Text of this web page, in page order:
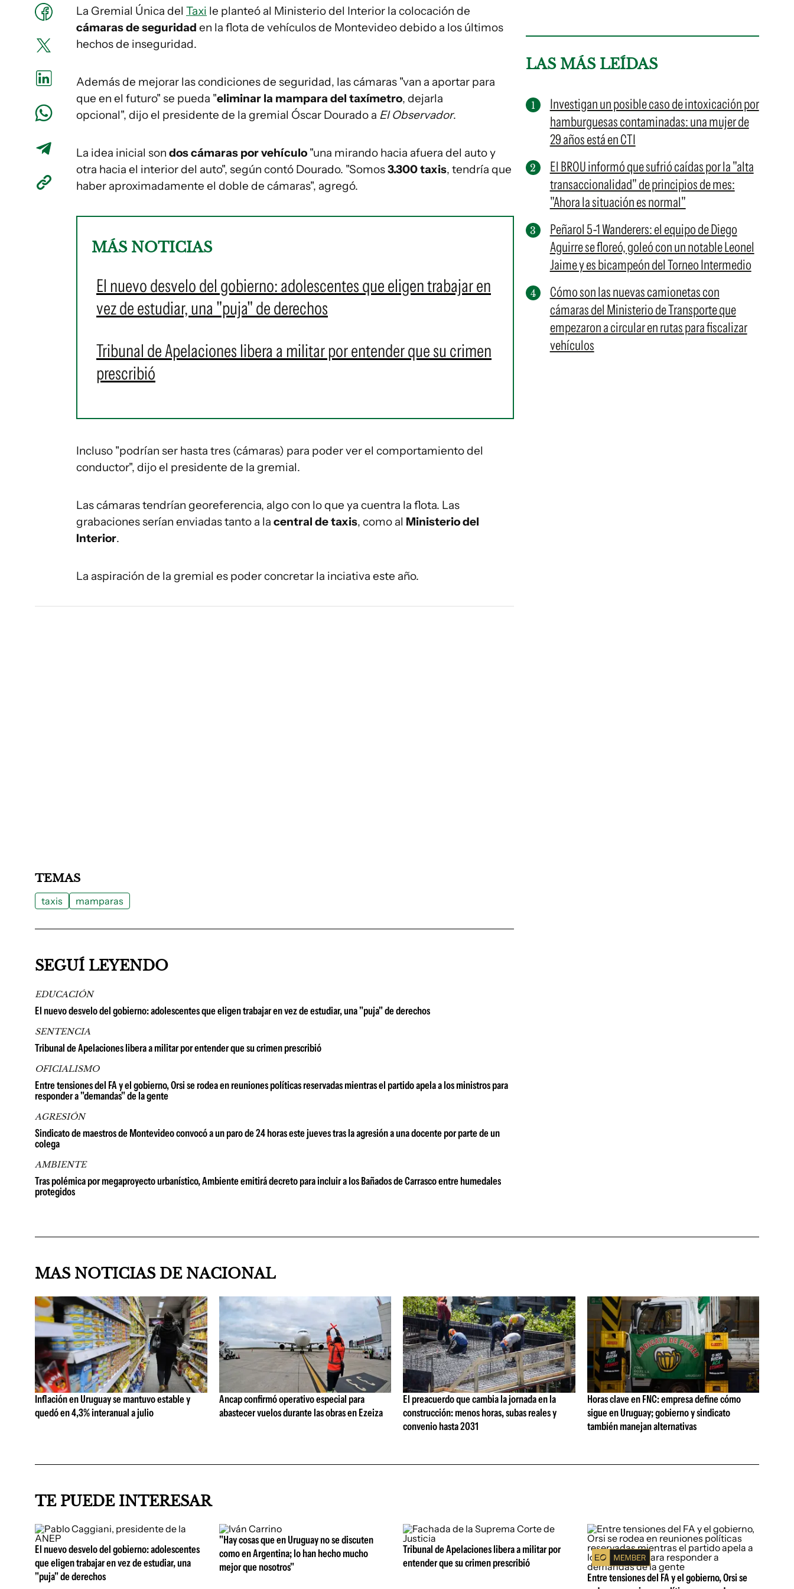
La Gremial Única del Taxi le planteó al Ministerio del Interior la colocación de
cámaras de seguridad en la flota de vehículos de Montevideo debido a los últimos
hechos de inseguridad.
Además de mejorar las condiciones de seguridad, las cámaras "van a aportar para
que en el futuro" se pueda "eliminar la mampara del taxímetro, dejarla
opcional", dijo el presidente de la gremial Óscar Dourado a El Observador.
La idea inicial son dos cámaras por vehículo "una mirando hacia afuera del auto y
otra hacia el interior del auto", según contó Dourado. "Somos3.300 taxis, tendría que
haber aproximadamente el doble de cámaras", agregó.
MÁS NOTICIAS
El nuevo desvelo del gobierno: adolescentes que eligen trabajar en
vez de estudiar, una "puja" de derechos
Tribunal de Apelaciones libera a militar por entender que su crimen
prescribió
Incluso "podrían ser hasta tres (cámaras) para poder ver el comportamiento del
conductor", dijo el presidente de la gremial.
Las cámaras tendrían georeferencia, algo con lo que ya cuentra la flota. Las
grabaciones serían enviadas tanto a la central de taxis, como al Ministerio del
Interior.
La aspiración de la gremial es poder concretar la inciativa este año.
LAS MÁS LEÍDAS
Investigan un posible caso de intoxicación por
hamburguesas contaminadas: una mujer de
29 años está en CTI
El BROU informó que sufrió caídas por la "alta
transaccionalidad" de principios de mes:
"Ahora la situación es normal"
Peñarol 5-1 Wanderers: el equipo de Diego
Aguirre se floreó, goleó con un notable Leonel
Jaime y es bicampeón del Torneo Intermedio
Cómo son las nuevas camionetas con
cámaras del Ministerio de Transporte que
empezaron a circular en rutas para fiscalizar
vehículos
TEMAS
taxis mamparas
SEGUÍ LEYENDO
EDUCACIÓN
El nuevo desvelo del gobierno: adolescentes que eligen trabajar en vez de estudiar, una "puja" de derechos
SENTENCIA
Tribunal de Apelaciones libera a militar por entender que su crimen prescribió
OFICIALISMO
Entre tensiones del FA y el gobierno, Orsi se rodea en reuniones políticas reservadas mientras el partido apela a los ministros para
responder a "demandas" de la gente
AGRESIÓN
Sindicato de maestros de Montevideo convocó a un paro de 24 horas este jueves tras la agresión a una docente por parte de un
colega
AMBIENTE
Tras polémica por megaproyecto urbanístico, Ambiente emitirá decreto para incluir a los Bañados de Carrasco entre humedales
protegidos
MAS NOTICIAS DE NACIONAL
Inflación en Uruguay se mantuvo estable y
quedó en 4,3% interanual a julio
Ancap confirmó operativo especial para
abastecer vuelos durante las obras en Ezeiza
El preacuerdo que cambia la jornada en la
construcción: menos horas, subas reales y
convenio hasta 2031
Horas clave en FNC: empresa define cómo
sigue en Uruguay; gobierno y sindicato
también manejan alternativas
TE PUEDE INTERESAR
El nuevo desvelo del gobierno: adolescentes
que eligen trabajar en vez de estudiar, una
"puja" de derechos
"Hay cosas que en Uruguay no se discuten
como en Argentina; lo han hecho mucho
mejor que nosotros"
Tribunal de Apelaciones libera a militar por
entender que su crimen prescribió
Entre tensiones del FA y el gobierno, Orsi se